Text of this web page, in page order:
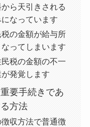
ら天引きされる
なっています
の金額が給与所
ってしまいます
税の金額の不一
発覚します
要手続きであ
方法
収方法で普通徴